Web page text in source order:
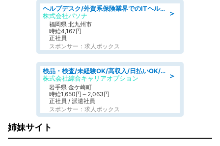
＞
ヘルプデスク/外資系保険業界でのITヘルプデスク業務/駅近/即日勤務可/ヘルプデスク
株式会社パソナ
福岡県 北九州市
時給4,167円
正社員
スポンサー：求人ボックス
＞
検品・検査/未経験OK/高収入/日払いOK/交替制/20・30・40代活躍中
株式会社綜合キャリアオプション
岩手県 金ケ崎町
時給1,650円～2,063円
正社員 / 派遣社員
スポンサー：求人ボックス
姉妹サイト